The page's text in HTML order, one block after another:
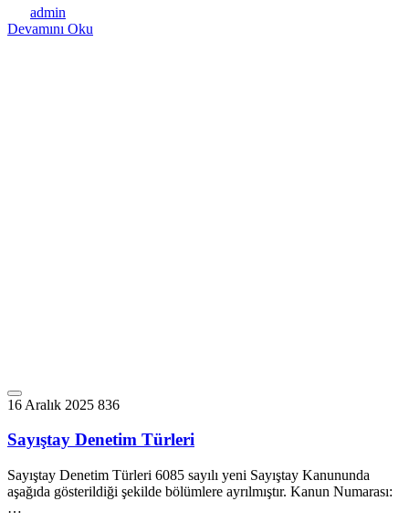
admin
Devamını Oku
16 Aralık 2025 836
Sayıştay Denetim Türleri
Sayıştay Denetim Türleri 6085 sayılı yeni Sayıştay Kanununda
aşağıda gösterildiği şekilde bölümlere ayrılmıştır. Kanun Numarası:
…